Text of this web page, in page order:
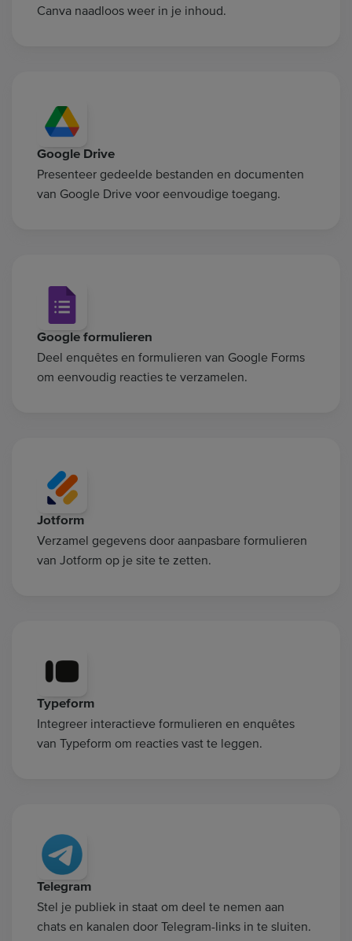
Canva naadloos weer in je inhoud.
Google Drive
Presenteer gedeelde bestanden en documenten
van Google Drive voor eenvoudige toegang.
Google formulieren
Deel enquêtes en formulieren van Google Forms
om eenvoudig reacties te verzamelen.
Jotform
Verzamel gegevens door aanpasbare formulieren
van Jotform op je site te zetten.
Typeform
Integreer interactieve formulieren en enquêtes
van Typeform om reacties vast te leggen.
Telegram
Stel je publiek in staat om deel te nemen aan
chats en kanalen door Telegram-links in te sluiten.